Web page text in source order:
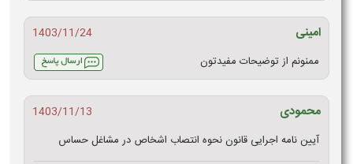
امینی
1403/11/24
ممنونم از توضیحات مفیدتون
محمودی
1403/11/13
آیین نامه اجرایی قانون نحوه انتصاب اشخاص در مشاغل حساس